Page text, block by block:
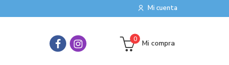
Mi cuenta
Mi compra
0